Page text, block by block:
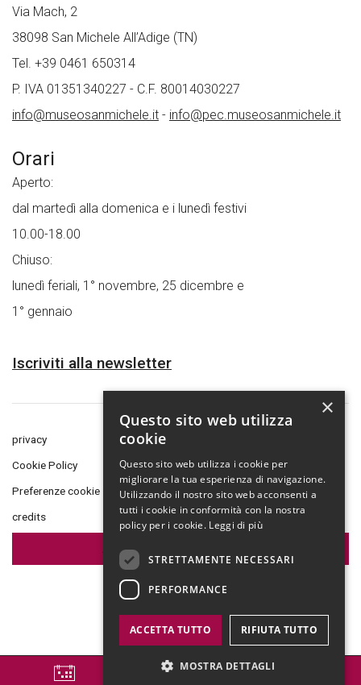
Via Mach, 2
38098 San Michele All’Adige (TN)
Tel. +39 0461 650314
P. IVA 01351340227 - C.F. 80014030227
info@museosanmichele.it - info@pec.museosanmichele.it
Orari
Aperto:
dal martedì alla domenica e i lunedì festivi
10.00-18.00
Chiuso:
lunedì feriali, 1° novembre, 25 dicembre e
1° gennaio
Iscriviti alla newsletter
privacy
Cookie Policy
Preferenze cookie
credits
Amministrazione Trasparente
×
Questo sito web utilizza
cookie
Questo sito web utilizza i cookie per
migliorare la tua esperienza di navigazione.
Utilizzando il nostro sito web acconsenti a
tutti i cookie in conformità con la nostra
policy per i cookie. Leggi di più
STRETTAMENTE NECESSARI
PERFORMANCE
ACCETTA TUTTO RIFIUTA TUTTO
MOSTRA DETTAGLI